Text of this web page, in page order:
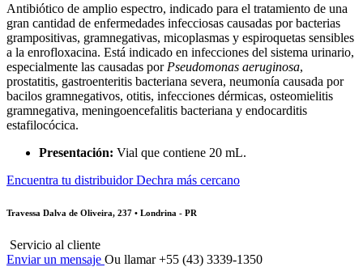
Antibiótico de amplio espectro, indicado para el tratamiento de una
gran cantidad de enfermedades infecciosas causadas por bacterias
grampositivas, gramnegativas, micoplasmas y espiroquetas sensibles
a la enrofloxacina. Está indicado en infecciones del sistema urinario,
especialmente las causadas por Pseudomonas aeruginosa,
prostatitis, gastroenteritis bacteriana severa, neumonía causada por
bacilos gramnegativos, otitis, infecciones dérmicas, osteomielitis
gramnegativa, meningoencefalitis bacteriana y endocarditis
estafilocócica.
Presentación: Vial que contiene 20 mL.
Encuentra tu distribuidor Dechra más cercano
Travessa Dalva de Oliveira, 237 • Londrina - PR
Servicio al cliente
Enviar un mensaje Ou llamar +55 (43) 3339-1350